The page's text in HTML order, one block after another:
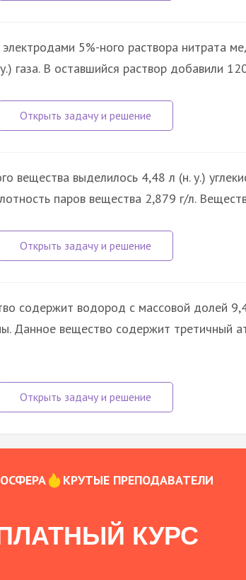
5%-ного раствора нитрата
газа. В оставшийся раствор добавили
вещества выделилось 4,48 л (н. у.)
паров вещества 2,879 г/л.
содержит водород с массовой долей
Данное вещество содержит третичный
КРУТЫЕ ПРЕПОДАВАТЕЛИ
КУРС